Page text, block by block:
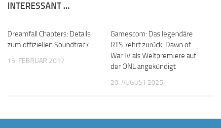
INTERESSANT …
Dreamfall Chapters: Details
zum offiziellen Soundtrack
15. FEBRUAR 2017
Gamescom: Das legendäre
RTS kehrt zurück: Dawn of
War IV als Weltpremiere auf
der ONL angekündigt
20. AUGUST 2025